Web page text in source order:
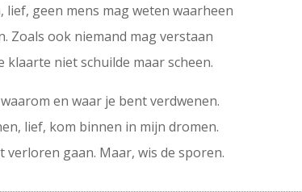
lief, geen mens mag weten waarheen
Zoals ook niemand mag verstaan
klaarte niet schuilde maar scheen.
en waar je bent verdwenen.
lief, kom binnen in mijn dromen.
verloren gaan. Maar, wis de sporen.